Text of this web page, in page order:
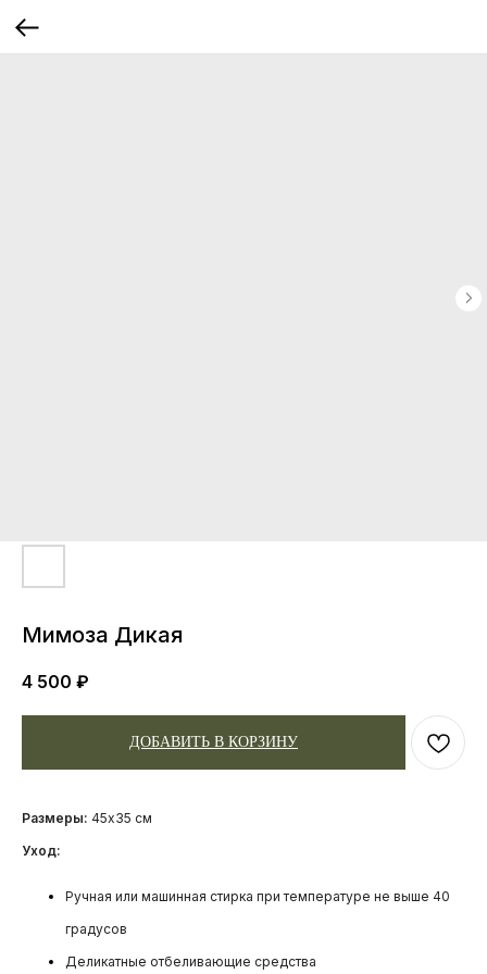
Мимоза Дикая
4 500 ₽
ДОБАВИТЬ В КОРЗИНУ
Размеры: 45x35 см
Уход:
Ручная или машинная стирка при температуре не выше 40
градусов
Деликатные отбеливающие средства